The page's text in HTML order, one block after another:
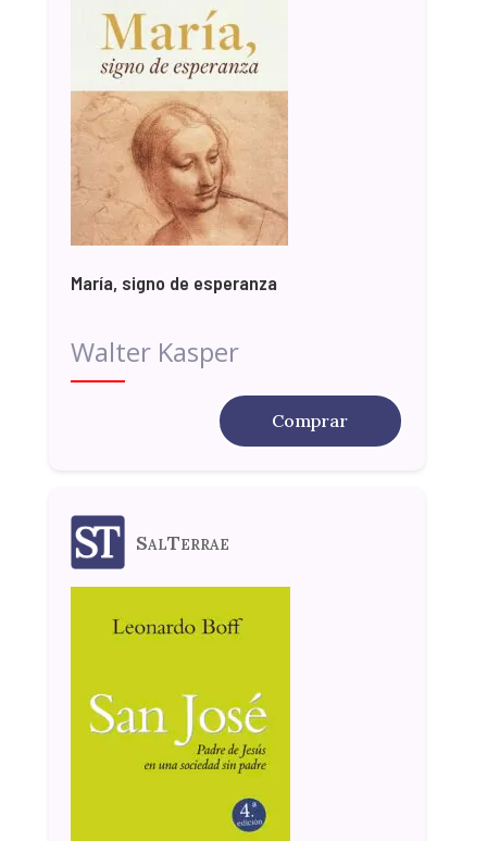
María, signo de esperanza
Walter Kasper
Comprar
SalTerrae